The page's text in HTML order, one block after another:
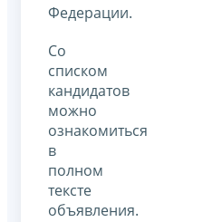
Федерации.
Со
списком
кандидатов
можно
ознакомиться
в
полном
тексте
объявления.